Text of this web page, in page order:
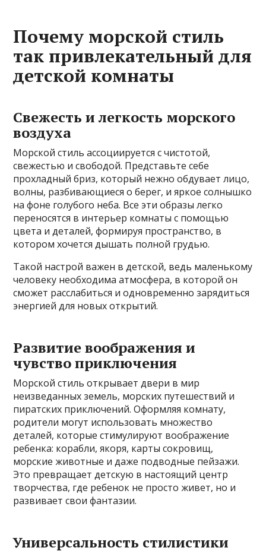
Почему морской стиль
так привлекательный для
детской комнаты
Свежесть и легкость морского
воздуха
Морской стиль ассоциируется с чистотой,
свежестью и свободой. Представьте себе
прохладный бриз, который нежно обдувает лицо,
волны, разбивающиеся о берег, и яркое солнышко
на фоне голубого неба. Все эти образы легко
переносятся в интерьер комнаты с помощью
цвета и деталей, формируя пространство, в
котором хочется дышать полной грудью.
Такой настрой важен в детской, ведь маленькому
человеку необходима атмосфера, в которой он
сможет расслабиться и одновременно зарядиться
энергией для новых открытий.
Развитие воображения и
чувство приключения
Морской стиль открывает двери в мир
неизведанных земель, морских путешествий и
пиратских приключений. Оформляя комнату,
родители могут использовать множество
деталей, которые стимулируют воображение
ребенка: корабли, якоря, карты сокровищ,
морские животные и даже подводные пейзажи.
Это превращает детскую в настоящий центр
творчества, где ребенок не просто живет, но и
развивает свои фантазии.
Универсальность стилистики